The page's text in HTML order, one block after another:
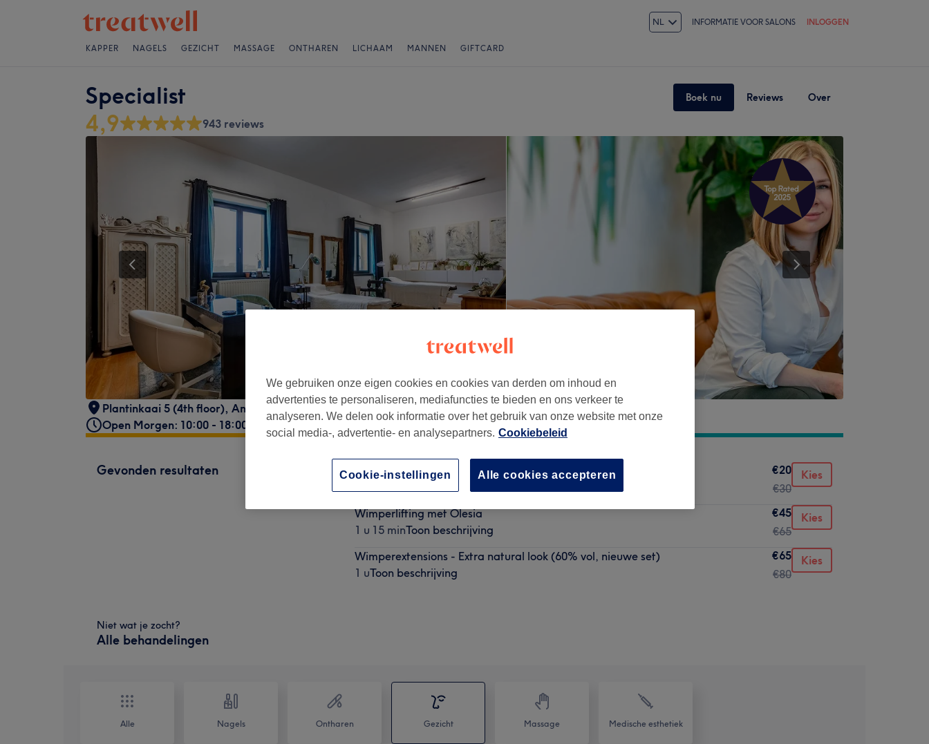
NL INFORMATIE VOOR SALONS INLOGGEN
KAPPER NAGELS GEZICHT MASSAGE ONTHAREN LICHAAM MANNEN GIFTCARD
Specialist Boek nu Reviews Over
4,9 943 reviews
Plantinkaai 5 (4th floor), Antwerpen, 2000
Open Morgen: 10:00 - 18:00
Gevonden resultaten
Epileren (wenkbouwform)
€20
€30
Kies
Wimperlifting met Olesia
1 u 15 minToon beschrijving
€45
€65
Kies
Wimperextensions - Extra natural look (60% vol, nieuwe set)
1 uToon beschrijving
€65
€80
Kies
Niet wat je zocht?
Alle behandelingen
Alle Nagels Ontharen Gezicht Massage Medische esthetiek
We gebruiken onze eigen cookies en cookies van derden om inhoud en
advertenties te personaliseren, mediafuncties te bieden en ons verkeer te
analyseren. We delen ook informatie over het gebruik van onze website met onze
social media-, advertentie- en analysepartners. Cookiebeleid
Alle cookies accepteren
Cookie-instellingen